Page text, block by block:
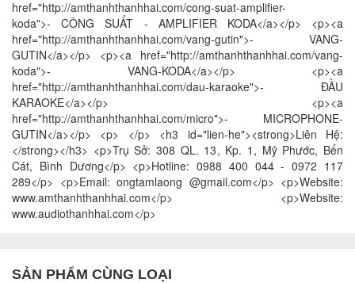
href="http://amthanhthanhhai.com/cong-suat-amplifier-
koda">- CÔNG SUẤT - AMPLIFIER KODA</a></p> <p><a
href="http://amthanhthanhhai.com/vang-gutin">- VANG-
GUTIN</a></p> <p><a href="http://amthanhthanhhai.com/vang-
koda">- VANG-KODA</a></p> <p><a
href="http://amthanhthanhhai.com/dau-karaoke">- ĐẦU
KARAOKE</a></p> <p><a
href="http://amthanhthanhhai.com/micro">- MICROPHONE-
GUTIN</a></p> <p> </p> <h3 id="lien-he"><strong>Liên Hệ:
</strong></h3> <p>Trụ Sở: 308 QL. 13, Kp. 1, Mỹ Phước, Bến
Cát, Bình Dương</p> <p>Hotline: 0988 400 044 - 0972 117
289</p> <p>Email: ongtamlaong @gmail.com</p> <p>Website:
www.amthanhthanhhai.com</p> <p>Website:
www.audiothanhhai.com</p>
SẢN PHẨM CÙNG LOẠI